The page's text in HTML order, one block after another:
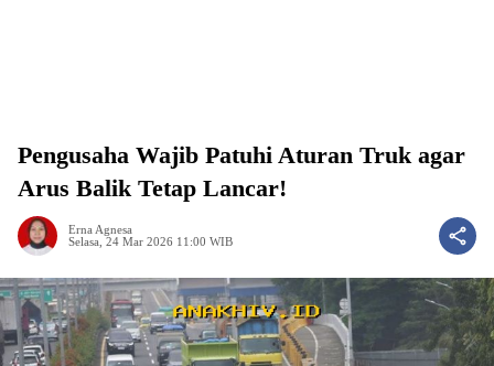
Pengusaha Wajib Patuhi Aturan Truk agar
Arus Balik Tetap Lancar!
Erna Agnesa
Selasa, 24 Mar 2026 11:00 WIB